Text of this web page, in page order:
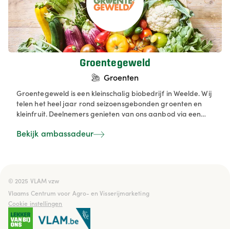
Groentegeweld
Groenten
Groentegeweld is een kleinschalig biobedrijf in Weelde. Wij
telen het heel jaar rond seizoensgebonden groenten en
kleinfruit. Deelnemers genieten van ons aanbod via een
groentepakketten kunnen door de klant worden
Bekijk ambassadeur
© 2025 VLAM vzw
Vlaams Centrum voor Agro- en Visserijmarketing
Cookie instellingen